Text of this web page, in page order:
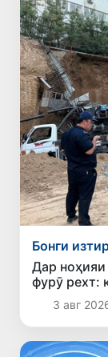
Бонги
Дар
фурӯ рехт:
3 авг